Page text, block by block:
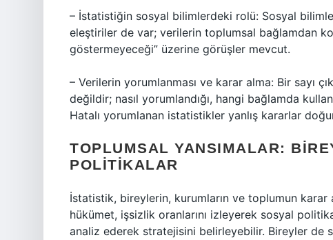
– İstatistiğin sosyal bilimlerdeki rolü: Sosyal
eleştiriler de var; verilerin toplumsal bağlamdan
göstermeyeceği” üzerine görüşler mevcut.
– Verilerin yorumlanması ve karar alma: Bir sayı
değildir; nasıl yorumlandığı, hangi bağlamda
Hatalı yorumlanan istatistikler yanlış kararlar
TOPLUMSAL YANSIMALAR:
POLITIKALAR
İstatistik, bireylerin, kurumların ve toplumun
hükümet, işsizlik oranlarını izleyerek sosyal
analiz ederek stratejisini belirleyebilir. Bireyler de